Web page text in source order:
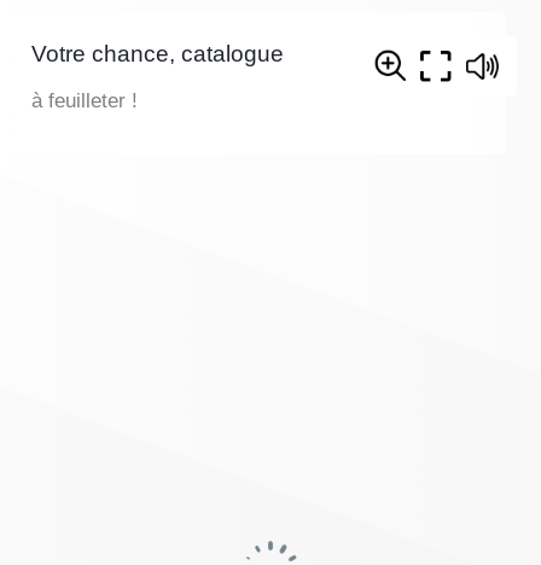
Votre chance, catalogue
à feuilleter !